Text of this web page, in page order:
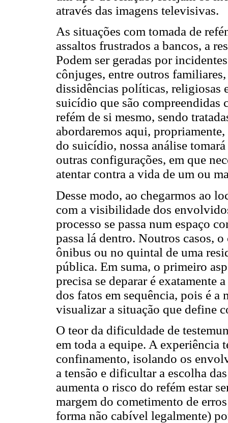
através das imagens televisivas.
As situações com tomada de
assaltos frustrados a bancos, a
Podem ser geradas por
cônjuges, entre outros
dissidências políticas, religiosas
suicídio que são
refém de si mesmo, sendo
abordaremos aqui,
do suicídio, nossa análise
outras configurações, em que
atentar contra a vida de um ou
Desse modo, ao chegarmos ao
com a visibilidade dos
processo se passa num espaço
passa lá dentro. Noutros casos,
ônibus ou no quintal de uma
pública. Em suma, o primeiro
precisa se deparar é exatamente
dos fatos em sequência, pois é
visualizar a situação que define
O teor da dificuldade de
em toda a equipe. A experiência
confinamento, isolando os
a tensão e dificultar a escolha
aumenta o risco do refém estar
margem do cometimento de
forma não cabível legalmente)